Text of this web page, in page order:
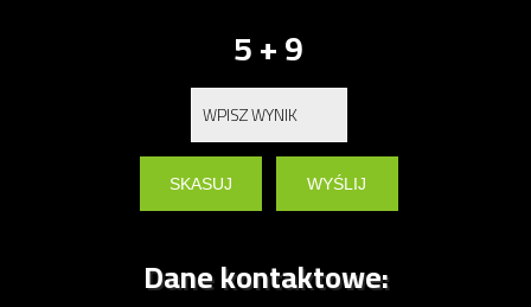
5 + 9
Dane kontaktowe: